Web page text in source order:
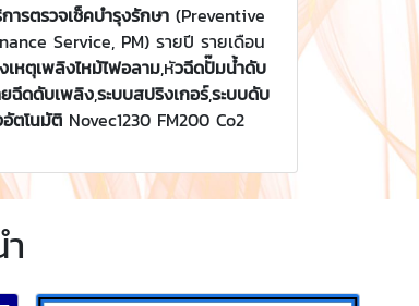
ารตรวจเช็คบำรุงรักษา(Preventive
Service, PM) รายปี รายเดือน
เหตุเพลิงไหม้ไฟอลาม,หัวฉีดปั๊มน้ำดับ
ฉีดดับเพลิง,ระบบสปริงเกอร์,ระบบดับ
ตโนมัติ Novec1230 FM200 Co2